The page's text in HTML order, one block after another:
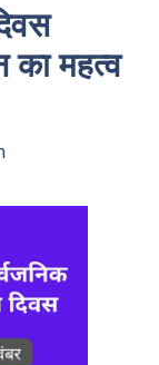
का महत्व